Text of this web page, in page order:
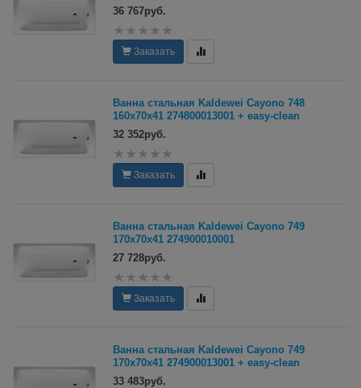
36 767руб.
Заказать
Ванна стальная Kaldewei Cayono 748
160х70x41 274800013001 + easy-clean
32 352руб.
Заказать
Ванна стальная Kaldewei Cayono 749
170х70x41 274900010001
27 728руб.
Заказать
Ванна стальная Kaldewei Cayono 749
170х70x41 274900013001 + easy-clean
33 483руб.